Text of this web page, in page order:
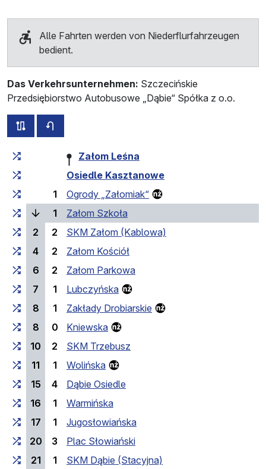
Alle Fahrten werden von Niederflurfahrzeugen
bedient.
Das Verkehrsunternehmen: Szczecińskie
Przedsiębiorstwo Autobusowe „Dąbie“ Spółka z o.o.
alle Strecken dieser Linie
Fahrtzeit zunehmend Fahrtzeit zwischen den
Załom Leśna
Osiedle Kasztanowe
1
Ogrody „Załomiak“
1
Załom Szkoła
2
2
SKM Załom (Kablowa)
4
2
Załom Kościół
6
2
Załom Parkowa
7
1
Lubczyńska
8
1
Zakłady Drobiarskie
8
0
Kniewska
10
2
SKM Trzebusz
11
1
Wolińska
15
4
Dąbie Osiedle
16
1
Warmińska
17
1
Jugosłowiańska
20
3
Plac Słowiański
21
1
SKM Dąbie (Stacyjna)